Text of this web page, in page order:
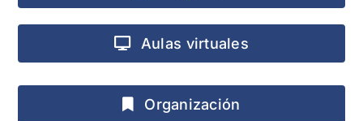
Aulas virtuales
Organización